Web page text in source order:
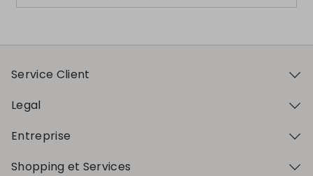
Service Client
Legal
Entreprise
Shopping et Services